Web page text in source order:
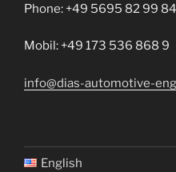
Phone: +49 5695 82 99
Mobil: +49 173 536 868 9
info@dias-automotive-
English